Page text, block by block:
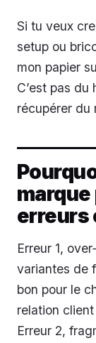
Si tu veux
setup ou
mon papier
C’est pas
récupérer du
erreurs
Erreur 1,
variantes de
bon pour le
relation
Erreur 2,